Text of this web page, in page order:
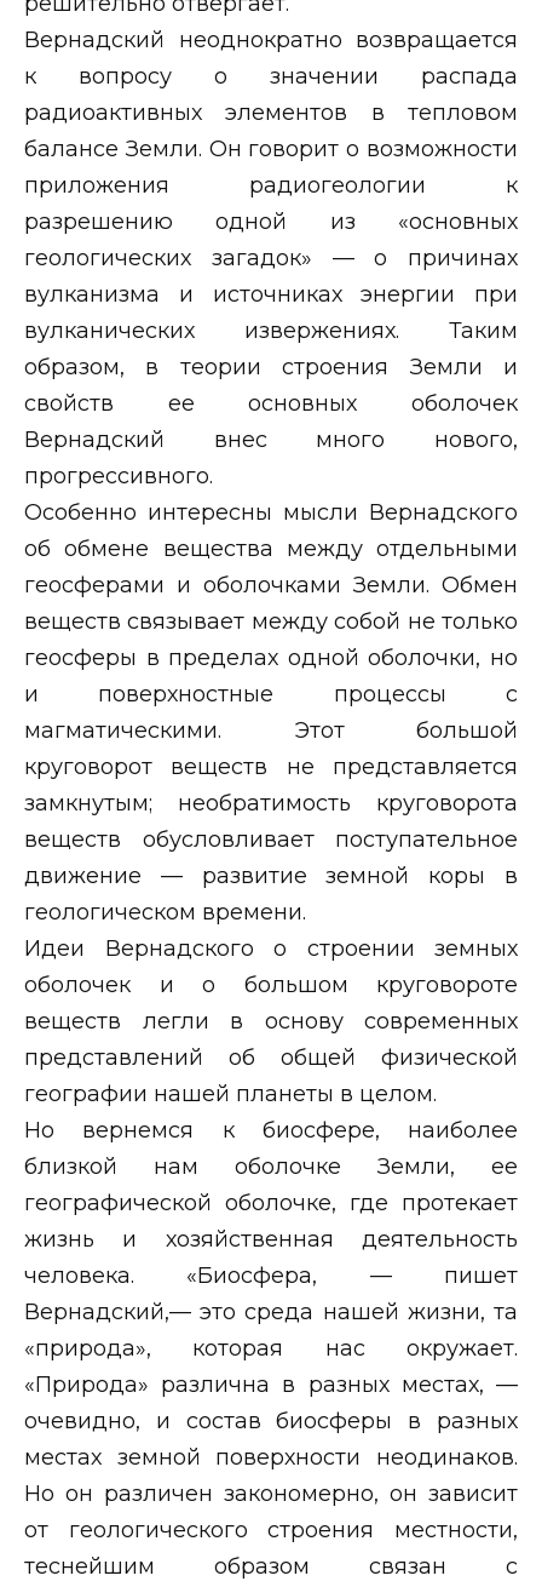
Вернадский неоднократно возвращается
к вопросу о значении распада
радиоактивных элементов в тепловом
балансе Земли. Он говорит о возможности
приложения радиогеологии к
разрешению одной из «основных
геологических загадок» — о причинах
вулканизма и источниках энергии при
вулканических извержениях. Таким
образом, в теории строения Земли и
свойств ее основных оболочек
Вернадский внес много нового,
прогрессивного.
Особенно интересны мысли Вернадского
об обмене вещества между отдельными
геосферами и оболочками Земли. Обмен
веществ связывает между собой не только
геосферы в пределах одной оболочки, но
и поверхностные процессы с
магматическими. Этот большой
круговорот веществ не представляется
замкнутым; необратимость круговорота
веществ обусловливает поступательное
движение — развитие земной коры в
геологическом времени.
Идеи Вернадского о строении земных
оболочек и о большом круговороте
веществ легли в основу современных
представлений об общей физической
географии нашей планеты в целом.
Но вернемся к биосфере, наиболее
близкой нам оболочке Земли, ее
географической оболочке, где протекает
жизнь и хозяйственная деятельность
человека. «Биосфера, — пишет
Вернадский,— это среда нашей жизни, та
«природа», которая нас окружает.
«Природа» различна в разных местах, —
очевидно, и состав биосферы в разных
местах земной поверхности неодинаков.
Но он различен закономерно, он зависит
от геологического строения местности,
теснейшим образом связан с